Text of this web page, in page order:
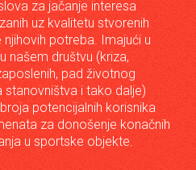
za jačanje interesa
uz kvalitetu stvorenih
potreba. Imajući u
našem društvu (kriza,
pad životnog
stanovništva i tako dalje)
potencijalnih korisnika
za donošenje konačnih
u sportske objekte.